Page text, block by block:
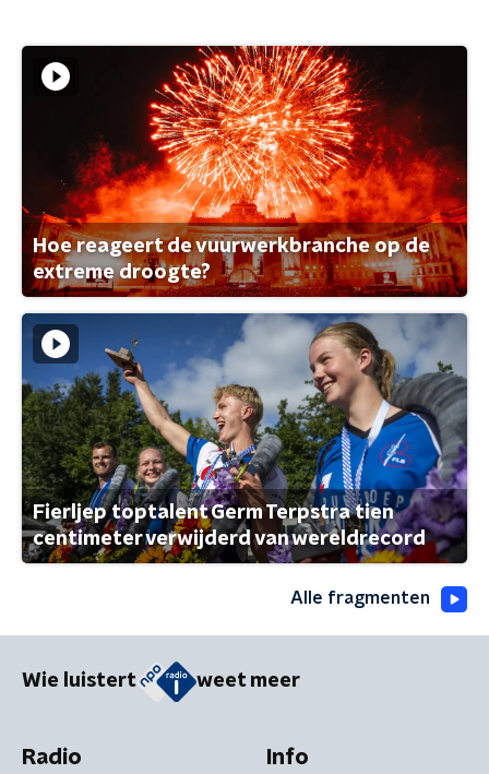
Hoe reageert de vuurwerkbranche op de
extreme droogte?
Fierljep toptalent Germ Terpstra tien
centimeter verwijderd van wereldrecord
Alle fragmenten
Wie luistert weet meer
Radio Info